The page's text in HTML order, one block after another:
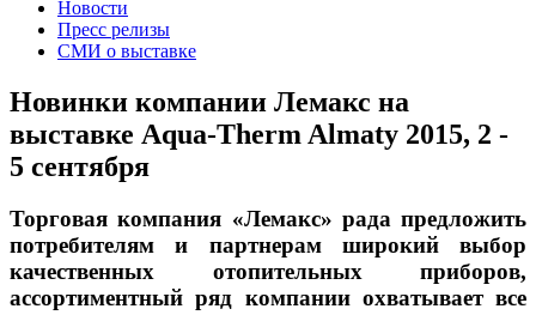
Новости
Пресс релизы
СМИ о выставке
Новинки компании Лемакс на
выставке Aqua-Therm Almaty 2015, 2 -
5 сентября
Торговая компания «Лемакс» рада предложить
потребителям и партнерам широкий выбор
качественных отопительных приборов,
ассортиментный ряд компании охватывает все